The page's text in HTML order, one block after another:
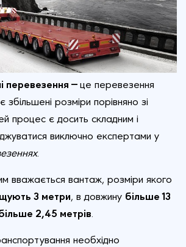
перевезення —це перевезення
розміри порівняно зі
процес є досить складним і
виключно експертами у
.
вважається вантаж, розміри якого
3 метри, в довжину більше 13
2,45 метрів
необхідно